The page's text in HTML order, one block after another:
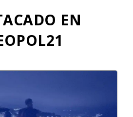
p
EN